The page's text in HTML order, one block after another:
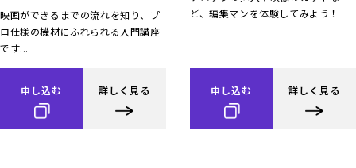
映画ができるまでの流れを知り、プ
ロ仕様の機材にふれられる入門講座
です...
申し込む 詳しく見る
ど、編集マンを体験してみよう！
申し込む 詳しく見る